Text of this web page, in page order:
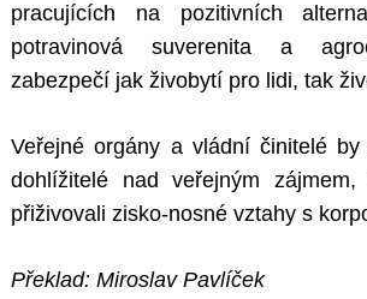
pracujících na pozitivních
potravinová suverenita a
zabezpečí jak živobytí pro lidi, tak
Veřejné orgány a vládní činitelé
dohlížitelé nad veřejným
přiživovali zisko-nosné vztahy s
Překlad: Miroslav Pavlíček
Search
for: